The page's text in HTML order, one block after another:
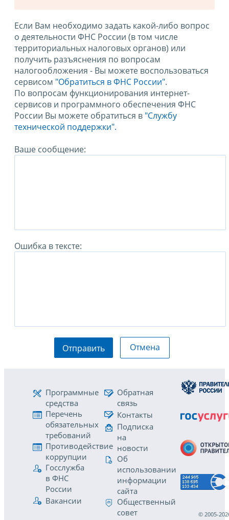
Если Вам необходимо задать какой-либо вопрос
о деятельности ФНС России (в том числе
территориальных налоговых органов) или
получить разъяснения по вопросам
налогообложения - Вы можете воспользоваться
сервисом "Обратиться в ФНС России".
По вопросам функционирования интернет-
сервисов и программного обеспечения ФНС
России Вы можете обратиться в "Службу
технической поддержки".
Ваше сообщение:
Ошибка в тексте:
Отправить Отмена
Программные
средства
Перечень
обязательных
требований
Противодействие
коррупции
Госслужба
в ФНС
России
Вакансии
Обратная
связь
Контакты
Подписка
на
новости
Об
использовании
информации
сайта
Общественный
совет
© 2005-